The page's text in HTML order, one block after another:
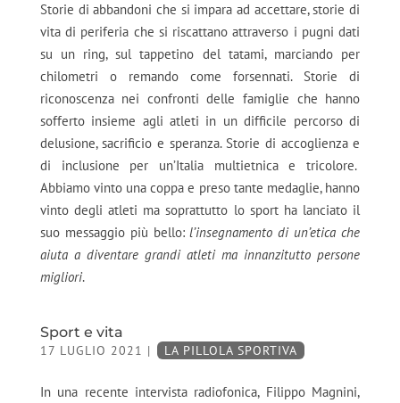
Storie di abbandoni che si impara ad accettare, storie di
vita di periferia che si riscattano attraverso i pugni dati
su un ring, sul tappetino del tatami, marciando per
chilometri o remando come forsennati. Storie di
riconoscenza nei confronti delle famiglie che hanno
sofferto insieme agli atleti in un difficile percorso di
delusione, sacrificio e speranza. Storie di accoglienza e
di inclusione per un’Italia multietnica e tricolore.
Abbiamo vinto una coppa e preso tante medaglie, hanno
vinto degli atleti ma soprattutto lo sport ha lanciato il
suo messaggio più bello:l’insegnamento di un’etica che
aiuta a diventare grandi atleti ma innanzitutto persone
migliori.
Sport e vita
17 LUGLIO 2021 | LA PILLOLA SPORTIVA
In una recente intervista radiofonica, Filippo Magnini,